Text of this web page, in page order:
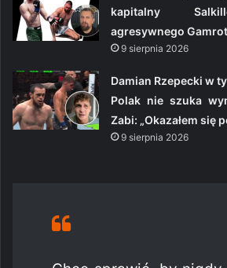
kapitalny
agresywnego
9 sierpnia 2026
Damian Rzepecki w
Polak nie szuka
Zabi: „Okazałem się
9 sierpnia 2026